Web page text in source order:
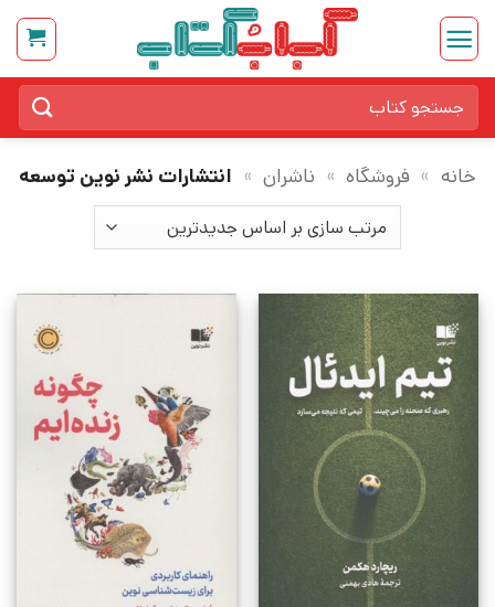
Skip
content
برای:
خانه » فروشگاه » ناشران » انتشارات نشر نوین توسعه